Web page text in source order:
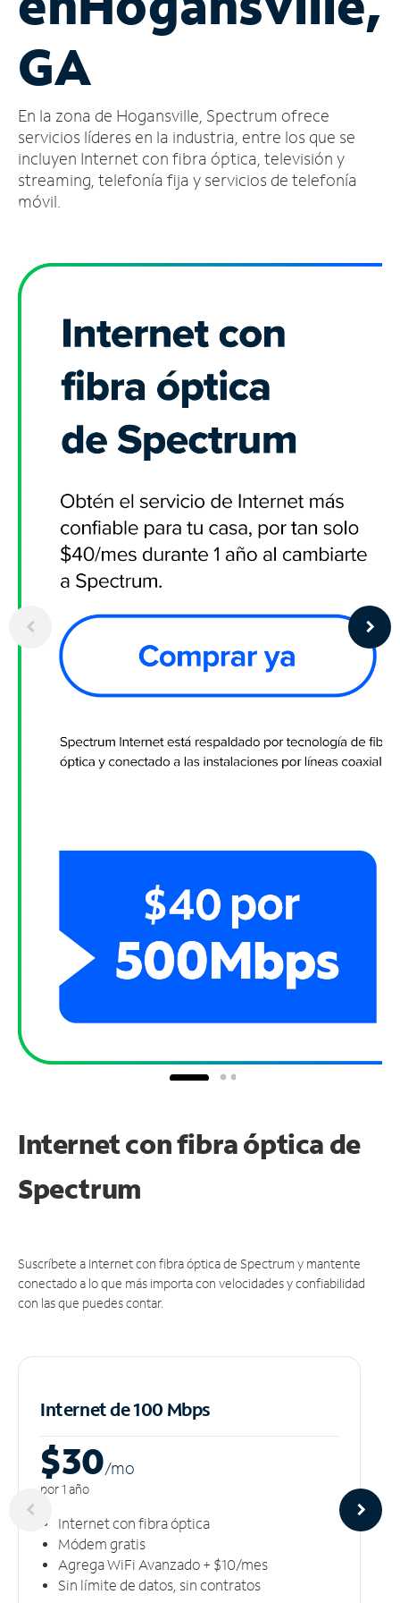
cuenta
Encuentra
tienda
GA
En la zona de Hogansville, Spectrum ofrece
servicios líderes en la industria, entre los que se
incluyen Internet con fibra óptica, televisión y
streaming, telefonía fija y servicios de telefonía
móvil.
Internet con fibra óptica de
Spectrum
Suscríbete a Internet con fibra óptica de Spectrum y mantente
conectado a lo que más importa con velocidades y confiabilidad
con las que puedes contar.
Internet de 100 Mbps
$30/mo
por 1 año
Internet con fibra óptica
Módem gratis
Agrega WiFi Avanzado + $10/mes
Sin límite de datos, sin contratos